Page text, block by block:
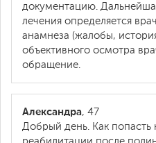
документацию.
лечения определяется
анамнеза (жалобы,
объективного осмотра
обращение.
Александра, 47
Добрый день. Как попасть